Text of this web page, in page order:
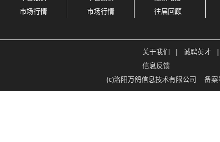
市场行情
市场行情
往届回顾
关于我们 | 诚聘英才
|
信息反馈
(c)洛阳万鸽信息技术有限公司 备案